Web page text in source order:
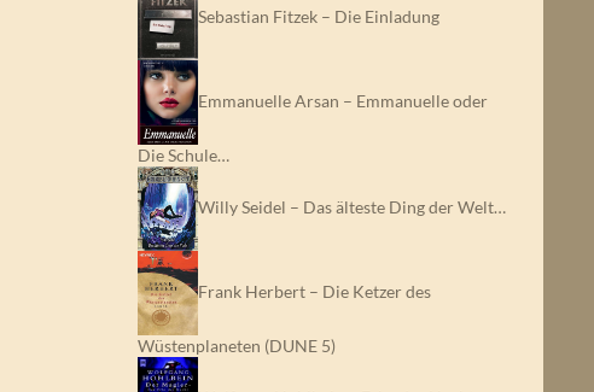
Sebastian Fitzek – Die Einladung
Emmanuelle Arsan – Emmanuelle oder
Die Schule…
Willy Seidel – Das älteste Ding der Welt…
Frank Herbert – Die Ketzer des
Wüstenplaneten (DUNE 5)